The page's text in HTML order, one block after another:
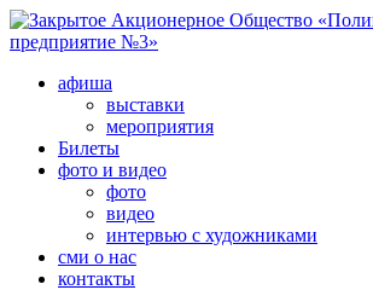
афиша
выставки
мероприятия
Билеты
фото и видео
фото
видео
интервью с художниками
сми о нас
контакты